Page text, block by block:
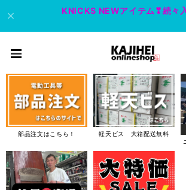
KNICKS NEWアイテム❣続々
部品注文はこちら！
軽天ビス 大箱配送無料